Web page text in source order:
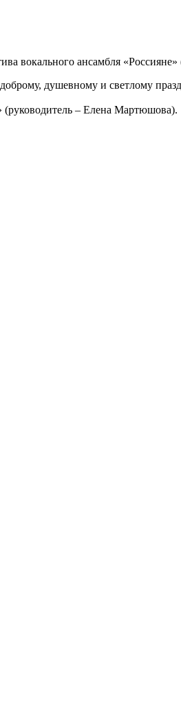
вокального ансамбля
душевному и светлому
(руководитель – Елена Мартюшова).